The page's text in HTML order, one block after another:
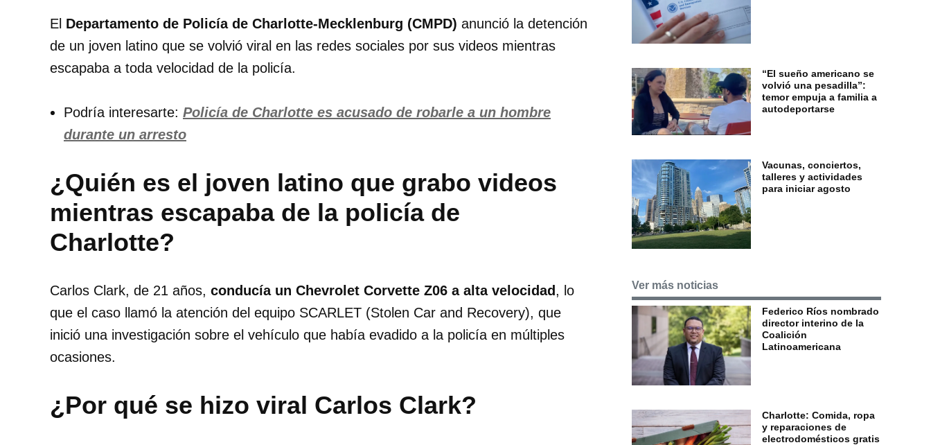
El Departamento de Policía de Charlotte-Mecklenburg (CMPD) anunció la detención
de un joven latino que se volvió viral en las redes sociales por sus videos mientras
escapaba a toda velocidad de la policía.
Podría interesarte: Policía de Charlotte es acusado de robarle a un hombre
durante un arresto
¿Quién es el joven latino que grabo videos
mientras escapaba de la policía de
Charlotte?
Carlos Clark, de 21 años, conducía un Chevrolet Corvette Z06 a alta velocidad , lo
que el caso llamó la atención del equipo SCARLET (Stolen Car and Recovery), que
inició una investigación sobre el vehículo que había evadido a la policía en múltiples
ocasiones.
¿Por qué se hizo viral Carlos Clark?
“El sueño americano se
volvió una pesadilla”:
temor empuja a familia a
autodeportarse
Vacunas, conciertos,
talleres y actividades
para iniciar agosto
Ver más noticias
Federico Ríos nombrado
director interino de la
Coalición
Latinoamericana
Charlotte: Comida, ropa
y reparaciones de
electrodomésticos gratis